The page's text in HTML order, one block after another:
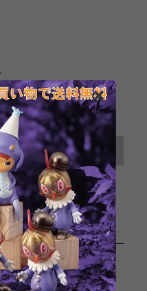
j-balvin/
available
いの方向け
いただきます。
Facebook